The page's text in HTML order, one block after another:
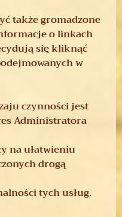
także gromadzone
o linkach
się kliknąć
w
czynności jest
Administratora
na ułatwieniu
drogą
tych usług.